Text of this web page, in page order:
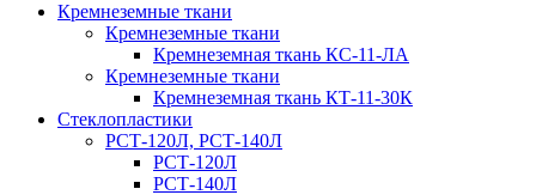
Кремнеземные ткани
Кремнеземные ткани
Кремнеземная ткань КС-11-ЛА
Кремнеземные ткани
Кремнеземная ткань КТ-11-30К
Стеклопластики
РСТ-120Л, РСТ-140Л
РСТ-120Л
РСТ-140Л